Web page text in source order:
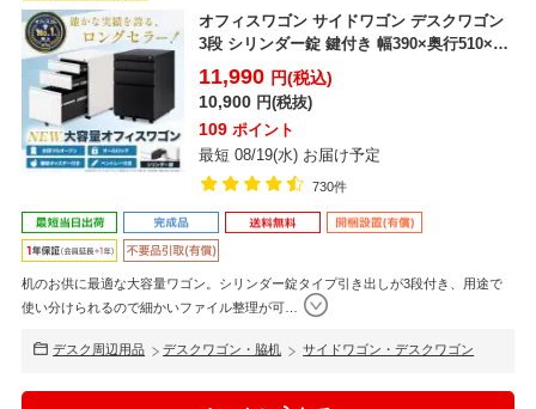
オフィスワゴン サイドワゴン デスクワゴン
3段 シリンダー錠 鍵付き 幅390×奥行510×高
さ6...
11,990 円(税込)
10,900 円(税抜)
109 ポイント
最短 08/19(水) お届け予定
730件
机のお供に最適な大容量ワゴン。シリンダー錠タイプ引き出しが3段付き、用途で
使い分けられるので細かいファイル整理が可…
デスク周辺用品 デスクワゴン・脇机 サイドワゴン・デスクワゴン